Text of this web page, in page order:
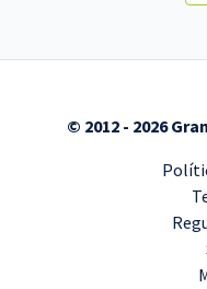
© 2012 - 2026